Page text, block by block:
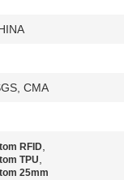
CMA
RFID,
TPU,
25mm